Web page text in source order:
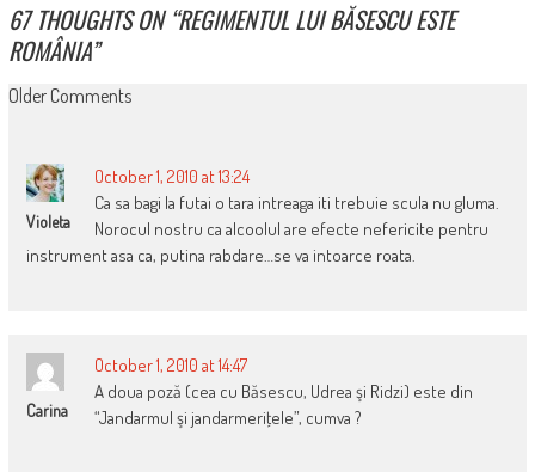
67 THOUGHTS ON “REGIMENTUL LUI BĂSESCU ESTE
ROMÂNIA”
COMMENT
Older Comments
Violeta
October 1, 2010 at 13:24
Ca sa bagi la futai o tara intreaga iti trebuie scula nu gluma.
Norocul nostru ca alcoolul are efecte nefericite pentru
instrument asa ca, putina rabdare…se va intoarce roata.
Carina
October 1, 2010 at 14:47
A doua poză (cea cu Băsescu, Udrea şi Ridzi) este din
“Jandarmul şi jandarmeriţele”, cumva ?